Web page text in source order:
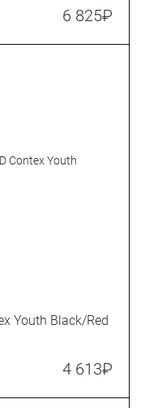
6 825₽
Youth Black/Red
4 613₽